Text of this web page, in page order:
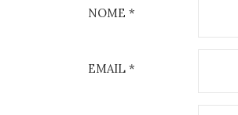
NOME *
EMAIL *